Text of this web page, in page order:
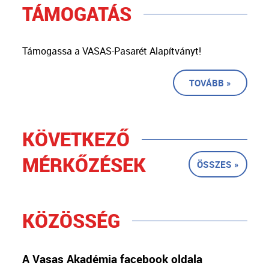
TÁMOGATÁS
Támogassa a VASAS-Pasarét Alapítványt!
TOVÁBB »
KÖVETKEZŐ
MÉRKŐZÉSEK
ÖSSZES »
KÖZÖSSÉG
A Vasas Akadémia facebook oldala